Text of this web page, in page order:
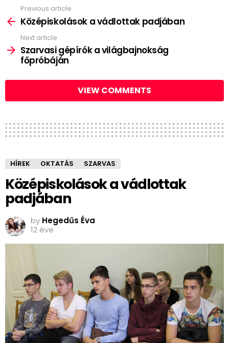
more
Previous article
Középiskolások a vádlottak padjában
Next article
Szarvasi gépírók a világbajnokság
főpróbáján
VIEW COMMENTS
HÍREK OKTATÁS SZARVAS
Középiskolások a vádlottak
padjában
by Hegedűs Éva
12 éve